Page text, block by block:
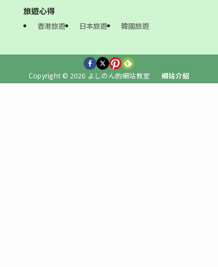
旅遊心得
香港旅遊 日本旅遊 韓國旅遊
Copyright © 2026 よしのん的網站教室 網站介紹